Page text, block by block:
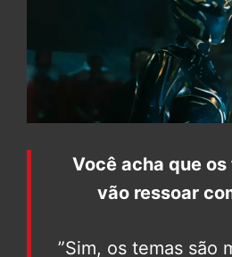
Você acha que
vão ressoar
”Sim, os temas são